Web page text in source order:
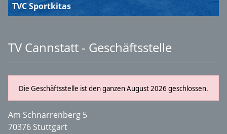
TVC Sportkitas
TV Cannstatt - Geschäftsstelle
Die Geschäftsstelle ist den ganzen August 2026 geschlossen.
Am Schnarrenberg 5
70376 Stuttgart